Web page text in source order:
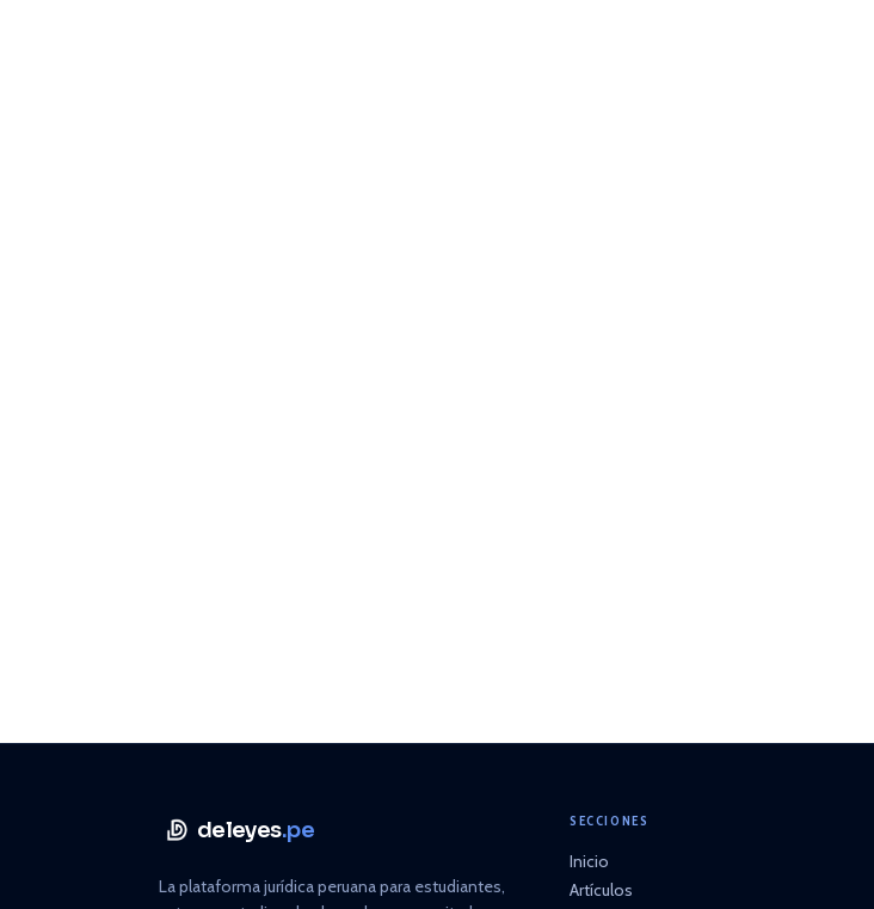
deleyes.pe
La plataforma jurídica peruana para estudiantes,
SECCIONES
Inicio
Artículos